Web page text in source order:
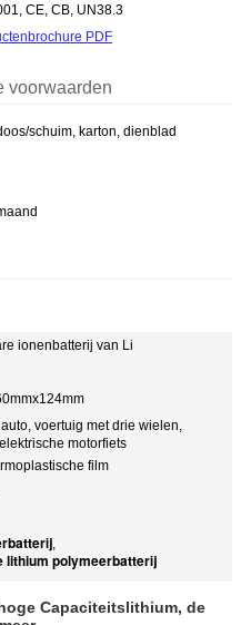
CE, CB, UN38.3
PDF
voorwaarden
schuim, karton, dienblad
ionenbatterij van Li
voertuig met drie wielen,
motorfiets
film
,
lithium polymeerbatterij
Capaciteitslithium, de